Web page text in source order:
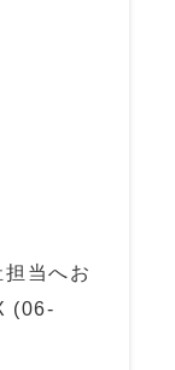
当へお
(06-